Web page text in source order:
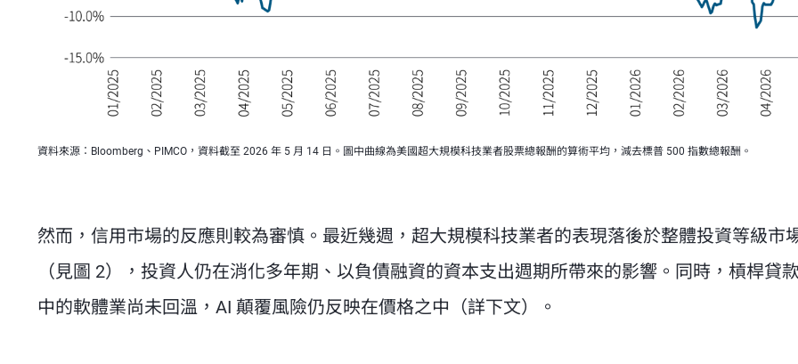
資料來源：Bloomberg、PIMCO，資料截至 2026 年 5 月 14 日。圖中曲線為美國超大規模科技業者股票總報酬的算術平均，減去標普 500 指數總報酬。
然而，信用市場的反應則較為審慎。最近幾週，超大規模科技業者的表現落後於整體投資等級市
（見圖 2），投資人仍在消化多年期、以負債融資的資本支出週期所帶來的影響。同時，槓桿貸
中的軟體業尚未回溫，AI 顛覆風險仍反映在價格之中（詳下文）。